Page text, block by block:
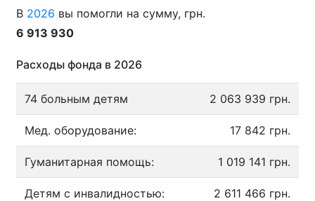
В 2026 вы помогли на сумму, грн.
6 913 930
Расходы фонда в 2026
74 больным детям 2 063 939 грн.
Мед. оборудование: 17 842 грн.
Гуманитарная помощь: 1 019 141 грн.
Детям с инвалидностью: 2 611 466 грн.